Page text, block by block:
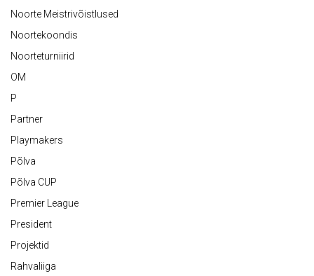
Noorte Meistrivõistlused
Noortekoondis
Noorteturniirid
OM
P
Partner
Playmakers
Põlva
Põlva CUP
Premier League
President
Projektid
Rahvaliiga